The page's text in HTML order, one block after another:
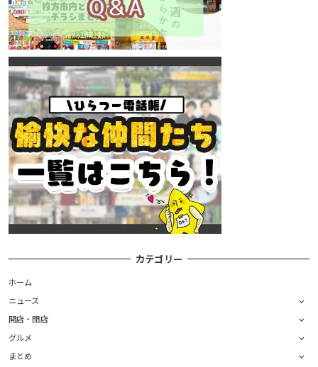
カテゴリー
ホーム
ニュース
開店・閉店
グルメ
まとめ